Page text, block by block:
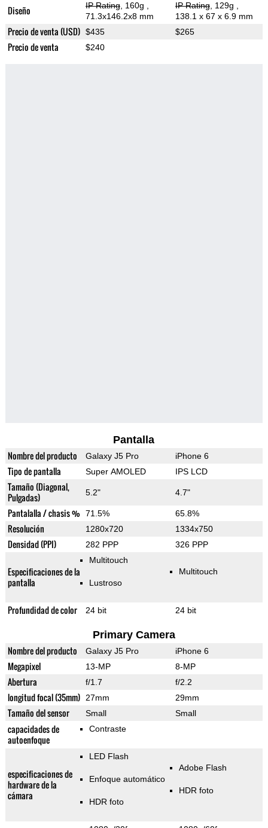
Diseño IP Rating, 160g
71.3x146.2x8 mm
IP Rating, 129g
138.1 x 67 x 6.9 mm
Precio de venta (USD) $435 $265
Precio de venta $240
Pantalla
Nombre del producto Galaxy J5 Pro iPhone 6
Tipo de pantalla Super AMOLED IPS LCD
Tamaño (Diagonal,
Pulgadas)
5.2" 4.7"
Pantalalla / chasis % 71.5% 65.8%
Resolución 1280x720 1334x750
Densidad (PPI) 282 PPP 326 PPP
Especificaciones de la
pantalla
Multitouch
Lustroso
Multitouch
Profundidad de color 24 bit 24 bit
Primary Camera
Nombre del producto Galaxy J5 Pro iPhone 6
Megapixel 13-MP 8-MP
Abertura f/1.7 f/2.2
longitud focal (35mm) 27mm 29mm
Tamaño del sensor Small Small
capacidades de
autoenfoque
Contraste
especificaciones de
hardware de la
cámara
LED Flash
Enfoque automático
HDR foto
Adobe Flash
HDR foto